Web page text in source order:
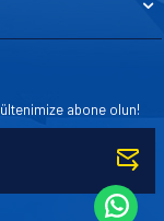
abone olun!